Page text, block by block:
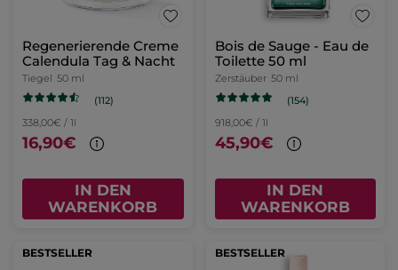
Regenerierende Creme
Calendula Tag & Nacht
Tiegel 50 ml
(112)
338,00€ / 1l
16,90€
IN DEN
WARENKORB
Bois de Sauge - Eau de
Toilette 50 ml
Zerstäuber 50 ml
(154)
918,00€ / 1l
45,90€
IN DEN
WARENKORB
BESTSELLER BESTSELLER